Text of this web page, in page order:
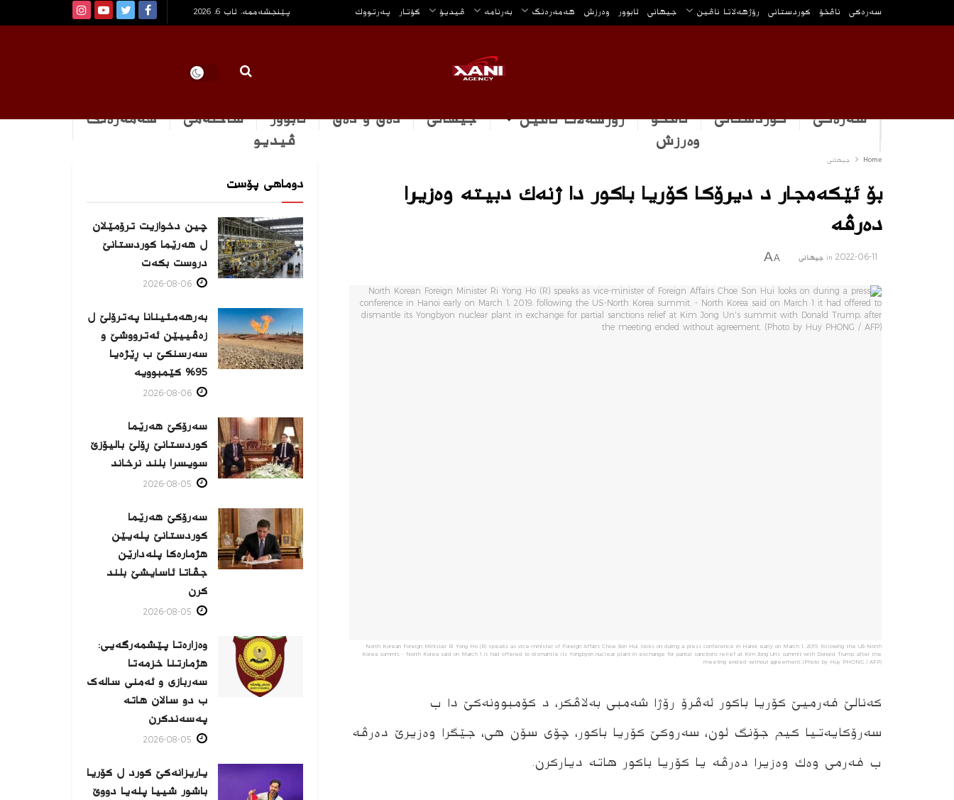
سه‌ره‌كی ناڤخۆ كوردستانى رۆژهه‌لاتا ناڤین جیهانی ئابوور وه‌رزش هه‌مه‌ره‌نگ بەرنامە ڤیدیۆ گۆتار په‌رتووك پێنجشەممە, ئاب 6, 2026
سەرەکی كوردستانى ناڤخۆ رۆژهه‌لاتا ناڤین جیهانی دەق و دەق ئابوور ساخله‌می
هه‌مه‌ره‌نگ
وه‌رزش
ڤیدیو
Home جیهانی
بۆ ئێكه‌مجار د دیرۆكا كۆریا باكور دا ژنه‌ك دبیته‌ وه‌زیرا
ده‌رڤه‌
2022-06-11
in جیهانی A
A
North Korean Foreign Minister Ri Yong Ho (R) speaks as vice-minister of Foreign Affairs Choe Son Hui looks on during a press conference in Hanoi early on March 1, 2019, following the US-North
Korea summit. - North Korea said on March 1 it had offered to dismantle its Yongbyon nuclear plant in exchange for partial sanctions relief at Kim Jong Un's summit with Donald Trump, after the
meeting ended without agreement. (Photo by Huy PHONG / AFP)
کەنالێ فەرمیێ کۆریا باکور ئه‌ڤرۆ رۆژا شه‌مبى به‌لاڤكر، د كۆمبوونه‌كێ دا ب
سەرۆکایەتیا کیم جۆنگ ئون، سه‌روكێ کۆریا باکور، چۆی سۆن هی، جێگرا وەزیرێ ده‌رڤه‌
ب فەرمی وەك وەزیرا ده‌رڤه‌ یا کۆریا باکور هاته‌ دیاركرن.
دوماهی پۆست
چین دخوازیت ترۆمێلان
ل هەرێما كوردستانێ
دروست بكەت
بەرهەمئینانا په‌ترۆلێ ل
زه‌ڤییێن ئەترووشێ و
سەرسنكێ ب ڕێژەیا
95% كێمبوویە
سەرۆکێ هەرێما
کوردستانێ ڕۆلێ بالیۆزێ
سویسرا بلند نرخاند
سەرۆکێ هەرێما
کوردستانێ پلەیێن
هژمارەكا پلەدارێن
جڤاتا ئاسایشێ بلند
كرن
وەزارەتا پێشمەرگەیی:
هژمارتنا خزمەتا
سەربازی و ئەمنی سالەک
ب دو سالان هاتە
پەسەندكرن
یاریزانەكێ کورد ل کۆریا
باشور شییا پلەیا دووێ